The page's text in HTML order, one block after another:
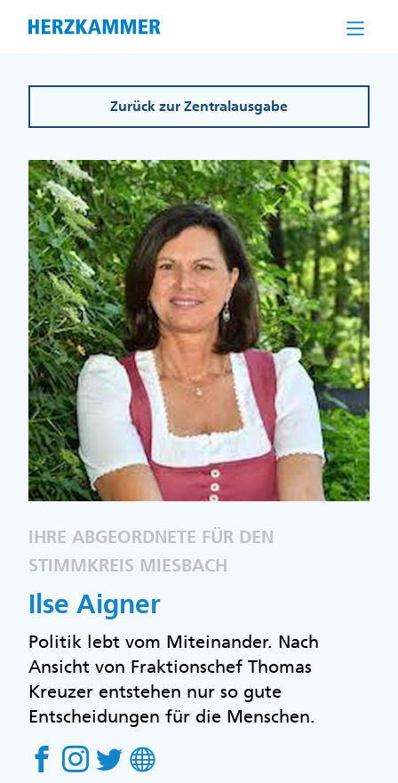
Zurück zur Zentralausgabe
IHRE ABGEORDNETE FÜR DEN
STIMMKREIS MIESBACH
Ilse Aigner
Politik lebt vom Miteinander. Nach
Ansicht von Fraktionschef Thomas
Kreuzer entstehen nur so gute
Entscheidungen für die Menschen.